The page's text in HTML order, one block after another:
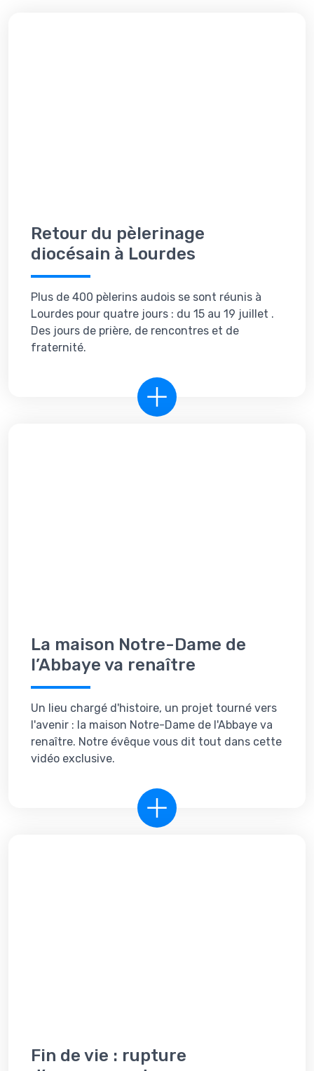
Retour du pèlerinage
diocésain à Lourdes
Plus de 400 pèlerins audois se sont réunis à
Lourdes pour quatre jours : du 15 au 19 juillet .
Des jours de prière, de rencontres et de
fraternité.
La maison Notre-Dame de
l’Abbaye va renaître
Un lieu chargé d'histoire, un projet tourné vers
l'avenir : la maison Notre-Dame de l'Abbaye va
renaître. Notre évêque vous dit tout dans cette
vidéo exclusive.
Fin de vie : rupture